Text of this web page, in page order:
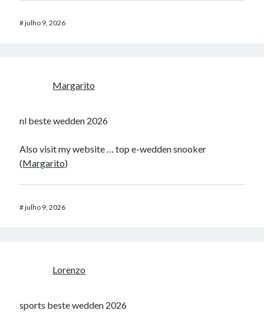
#julho 9, 2026
Margarito
nl beste wedden 2026
Also visit my website … top e-wedden snooker
(Margarito)
#julho 9, 2026
Lorenzo
sports beste wedden 2026